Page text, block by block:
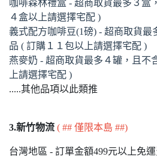
咖啡森林禮盒 - 超商取貨最多３盒
４盒以上請選擇宅配 )
義式配方咖啡豆(1磅) - 超商取貨最
品 ( 訂購１１包以上請選擇宅配 )
燕麥奶 - 超商取貨最多４罐，且不
上請選擇宅配 )
.....其他品項以此類推
3.新竹物流 ( ## 僅限本島 ##)
台灣地區 - 訂單金額499元以上免